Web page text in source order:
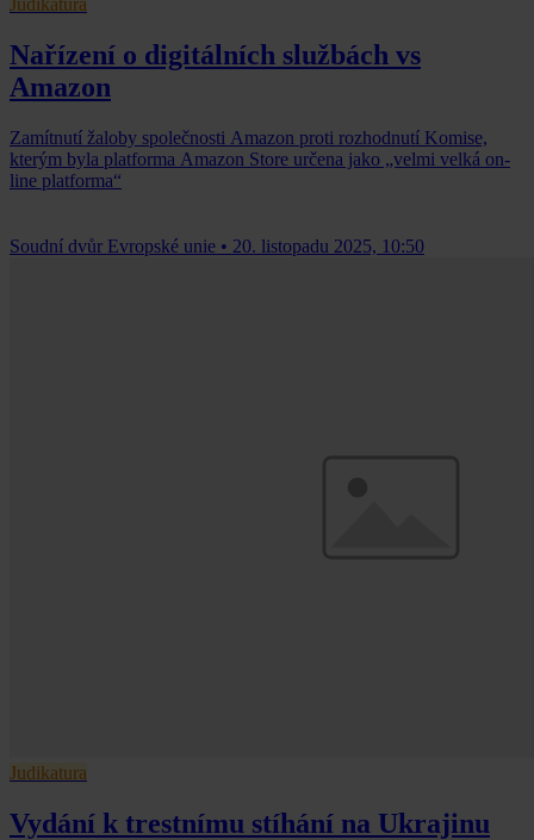
Judikatura
Nařízení o digitálních službách vs
Amazon
Zamítnutí žaloby společnosti Amazon proti rozhodnutí Komise,
kterým byla platforma Amazon Store určena jako „velmi velká on-
line platforma“
Soudní dvůr Evropské unie • 20. listopadu 2025, 10:50
Judikatura
Vydání k trestnímu stíhání na Ukrajinu